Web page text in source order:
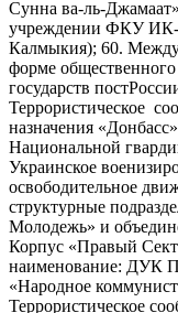
Сунна ва-ль-
учреждении ФКУ
Калмыкия); 60.
форме
государств
Террористическое
назначения
Национальной
Украинское
освободительное
структурные
Молодежь» и
Корпус «Правый
наименование: ДУК
«Народное
Террористическое